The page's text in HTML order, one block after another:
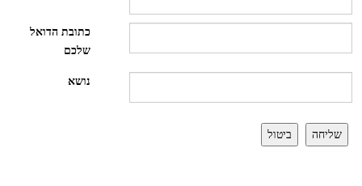
כתובת הדואל
שלכם
נושא
שליחה ביטול